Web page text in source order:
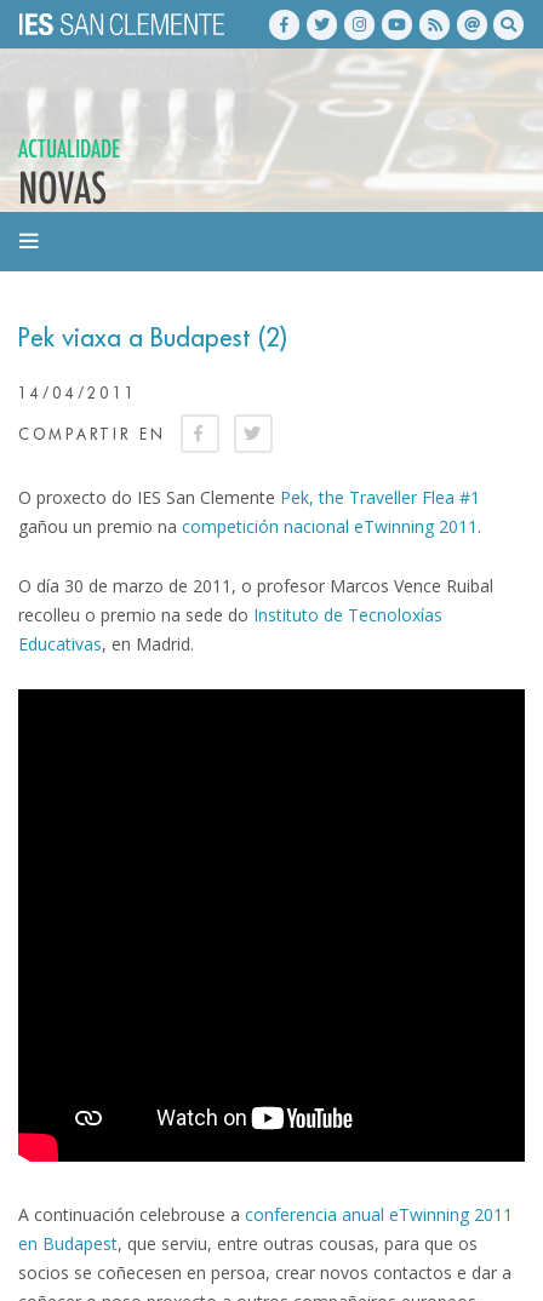
ACTUALIDADE
NOVAS
Pek viaxa a Budapest (2)
14/04/2011
COMPARTIR EN
O proxecto do IES San Clemente Pek, the Traveller Flea #1
gañou un premio na competición nacional eTwinning 2011 .
O día 30 de marzo de 2011, o profesor Marcos Vence Ruibal
recolleu o premio na sede do Instituto de Tecnoloxías
Educativas, en Madrid.
A continuación celebrouse a conferencia anual eTwinning 2011
en Budapest, que serviu, entre outras cousas, para que os
socios se coñecesen en persoa, crear novos contactos e dar a